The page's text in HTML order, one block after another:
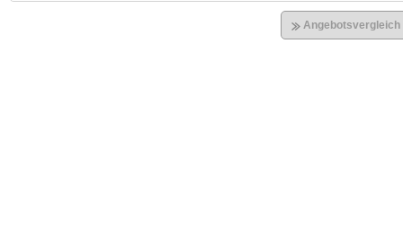
Angebotsvergleich